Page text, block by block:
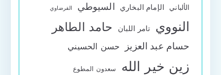
الألباني الإمام البخاري السيوطي القرضاوي
النووي تامر اللبان حامد الطاهر
حسام عبد العزيز حسن الحسيني
زين خير الله سعدون المطوع